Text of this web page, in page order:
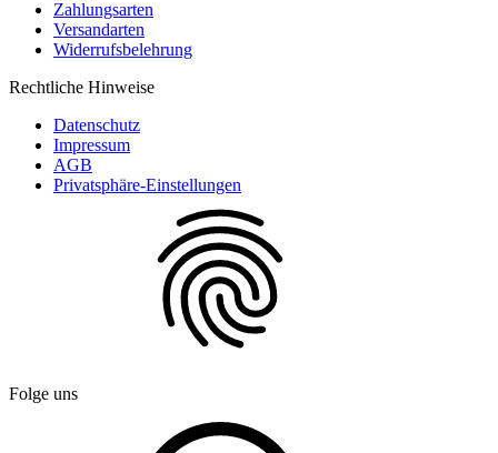
Zahlungsarten
Versandarten
Widerrufsbelehrung
Rechtliche Hinweise
Datenschutz
Impressum
AGB
Privatsphäre-Einstellungen
Folge uns